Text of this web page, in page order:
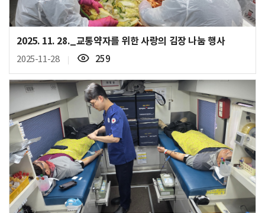
2025. 11. 28._교통약자를 위한 사랑의 김장 나눔 행사
2025-11-28
조
회
수
259